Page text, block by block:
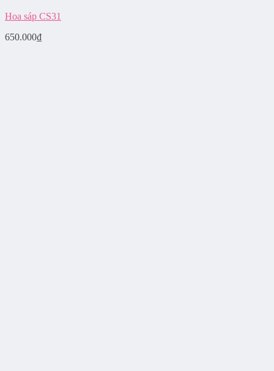
Hoa sáp CS31
650.000₫